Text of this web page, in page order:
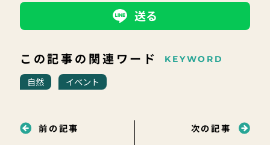
送る
この記事の関連ワード KEYWORD
自然 イベント
前の記事 次の記事